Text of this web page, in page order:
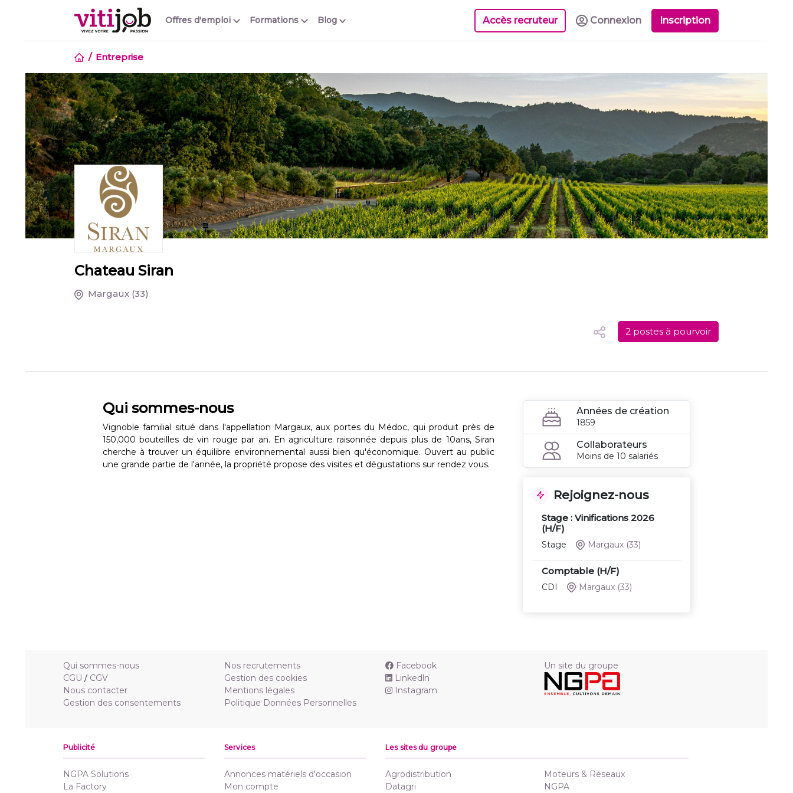
Offres d'emploi Blog
Formations Accès recruteur Connexion Inscription
Entreprise
Chateau Siran
Margaux (33)
2 postes à pourvoir
Qui sommes-nous
Vignoble familial situé dans l'appellation Margaux, aux portes du Médoc, qui produit près de
150,000 bouteilles de vin rouge par an. En agriculture raisonnée depuis plus de 10ans, Siran
cherche à trouver un équilibre environnemental aussi bien qu'économique. Ouvert au public
une grande partie de l'année, la propriété propose des visites et dégustations sur rendez vous.
Années de création
1859
Collaborateurs
Moins de 10 salariés
Rejoignez-nous
Stage : Vinifications 2026
(H/F)
Stage Margaux (33)
Comptable (H/F)
CDI Margaux (33)
Qui sommes-nous
CGU / CGV
Nous contacter
Gestion des consentements
Nos recrutements
Gestion des cookies
Mentions légales
Politique Données Personnelles
Facebook
Linkedln
Instagram
Un site du groupe
Publicité
NGPA Solutions
La Factory
Services
Annonces matériels d'occasion
Mon compte
Les sites du groupe
Agrodistribution
Datagri
Moteurs & Réseaux
NGPA